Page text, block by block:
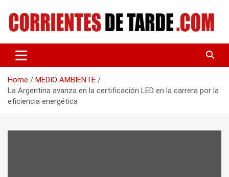
content
CORRIENTES DE TARDE
Home
MEDIO AMBIENTE
La Argentina avanza en la certificación LED en la carrera por la
eficiencia energética